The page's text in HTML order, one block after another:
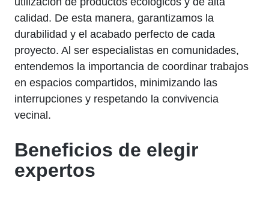
calidad. De esta manera, garantizamos la
durabilidad y el acabado perfecto de cada
proyecto. Al ser especialistas en comunidades,
entendemos la importancia de coordinar trabajos
en espacios compartidos, minimizando las
interrupciones y respetando la convivencia
vecinal.
Beneficios de elegir
expertos